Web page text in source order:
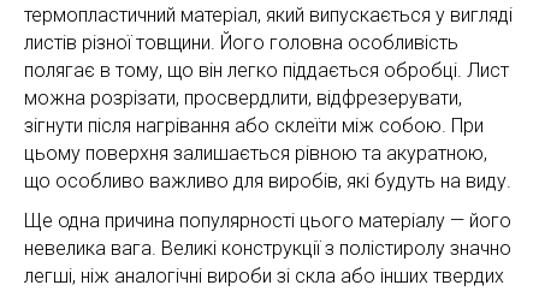
термопластичний матеріал, який випускається у вигляді
листів різної товщини. Його головна особливість
полягає в тому, що він легко піддається обробці. Лист
можна розрізати, просвердлити, відфрезерувати,
зігнути після нагрівання або склеїти між собою. При
цьому поверхня залишається рівною та акуратною,
що особливо важливо для виробів, які будуть на виду.
Ще одна причина популярності цього матеріалу — його
невелика вага. Великі конструкції з полістиролу значно
легші, ніж аналогічні вироби зі скла або інших твердих